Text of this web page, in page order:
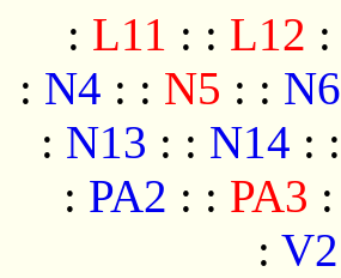
: L11 : : L12 :
: N4 : : N5 : : N6
: N13 : : N14 : :
: PA2 : : PA3 :
: V2